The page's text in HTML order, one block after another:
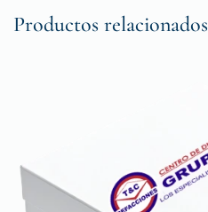
Productos relacionados